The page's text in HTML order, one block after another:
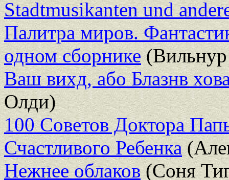
Stadtmusikanten und
Палитра миров.
одном сборнике(Вильнур
Ваш вихд, або Блазнв
Олди)
100 Советов Доктора
Счастливого Ребенка
Нежнее облаков(Соня